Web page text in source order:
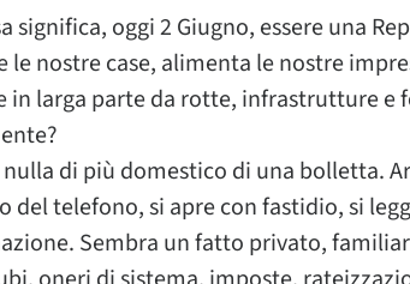
significa, oggi 2 Giugno, essere una
le nostre case, alimenta le nostre
in larga parte da rotte, infrastrutture
nulla di più domestico di una bolletta.
del telefono, si apre con fastidio, si
Sembra un fatto privato,